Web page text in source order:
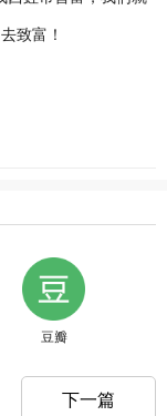
致富！
豆瓣
下一篇